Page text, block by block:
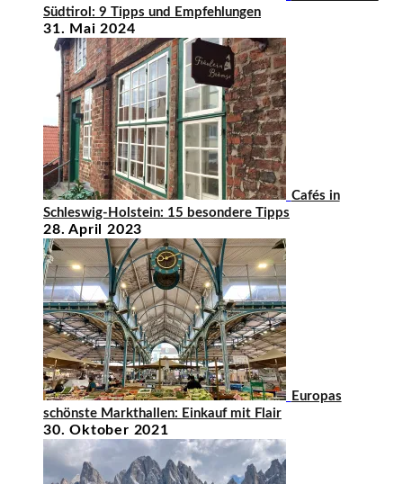
Südtirol: 9 Tipps und Empfehlungen
31. Mai 2024
Cafés in
Schleswig-Holstein: 15 besondere Tipps
28. April 2023
Europas
schönste Markthallen: Einkauf mit Flair
30. Oktober 2021